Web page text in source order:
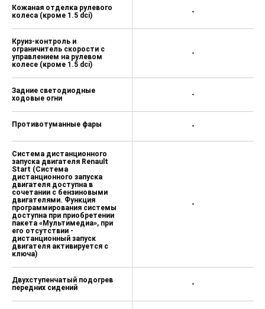
Кожаная отделка рулевого
колеса (кроме 1.5 dci)
Круиз-контроль и
ограничитель скорости с
управлением на рулевом
колесе (кроме 1.5 dci)
Задние светодиодные
ходовые огни
Противотуманные фары
Система дистанционного
запуска двигателя Renault
Start (Система
дистанционного запуска
двигателя доступна в
сочетании с бензиновыми
двигателями. Функция
программирования системы
доступна при приобретении
пакета «Мультимедиа», при
его отсутствии -
дистанционный запуск
двигателя активируется с
ключа)
Двухступенчатый подогрев
передних сидений
-
-
-
-
-
-